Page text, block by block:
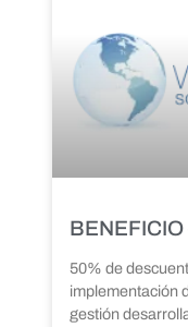
50% de
implementación
gestión